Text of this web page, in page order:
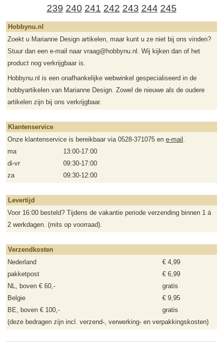
239 240 241 242 243 244 245
Hobbynu.nl
Zoekt u Marianne Design artikelen, maar kunt u ze niet bij ons vinden?
Stuur dan een e-mail naar vraag@hobbynu.nl. Wij kijken dan of het
product nog verkrijgbaar is.
Hobbynu.nl is een onafhankelijke webwinkel gespecialiseerd in de
hobbyartikelen van Marianne Design. Zowel de nieuwe als de oudere
artikelen zijn bij ons verkrijgbaar.
Klantenservice
Onze klantenservice is bereikbaar via 0528-371075 en e-mail .
ma
13:00-17:00
di-vr
09:30-17:00
za
09:30-12:00
Levertijd
Voor 16:00 besteld? Tijdens de vakantie periode verzending binnen 1 á
2 werkdagen. (mits op voorraad).
Verzendkosten
Nederland
€ 4,99
pakketpost
€ 6,99
NL, boven € 60,-
gratis
Belgie
€ 9,95
BE, boven € 100,-
gratis
(deze bedragen zijn incl. verzend-, verwerking- en verpakkingskosten)